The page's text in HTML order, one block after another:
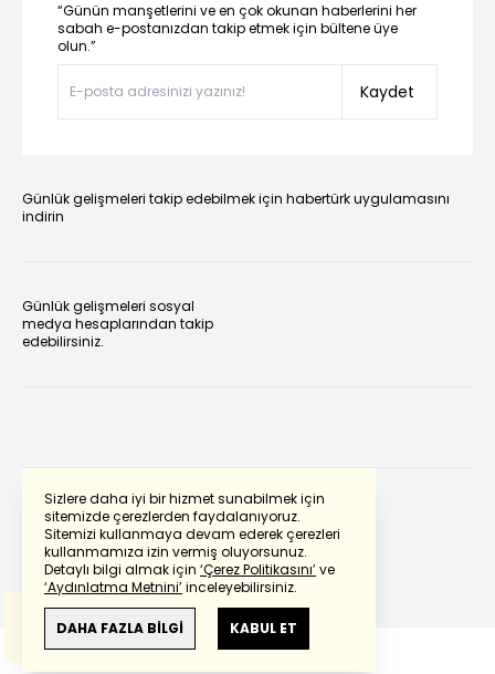
Sizlere daha iyi bir hizmet sunabilmek için
sitemizde çerezlerden faydalanıyoruz.
Sitemizi kullanmaya devam ederek çerezleri
kullanmamıza izin vermiş oluyorsunuz.
Detaylı bilgi almak için ‘Çerez Politikasını’ve
‘Aydınlatma Metnini’inceleyebilirsiniz.
DAHA FAZLA BİLGİ KABUL ET
“Günün manşetlerini ve en çok okunan haberlerini her
sabah e-postanızdan takip etmek için bültene üye
olun.”
Kaydet
Günlük gelişmeleri takip edebilmek için habertürk uygulamasını
indirin
Günlük gelişmeleri sosyal
medya hesaplarından takip
edebilirsiniz.
Powered by Translate
Bu çevirideGoogle Transletekullanılmıştır.
Anlam ve çeviri hatalarından
haberturk.com
sorumlu değildir.